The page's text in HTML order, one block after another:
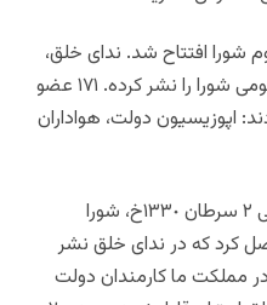
سال سوم شورا افتتاح شد. ندای خلق،
نکاتی اساسی جریان‌ جلسه‌های عمومی شورا را نشر کرده. ١٧١ عضو
اپوزیسیون دولت، هواداران
دوکتور محمودی در جلسه‌ی عمومی ٢ سرطان ١٣٣٠خ، شورا
کرد که در ندای خلق نشر
ما کارمندان دولت